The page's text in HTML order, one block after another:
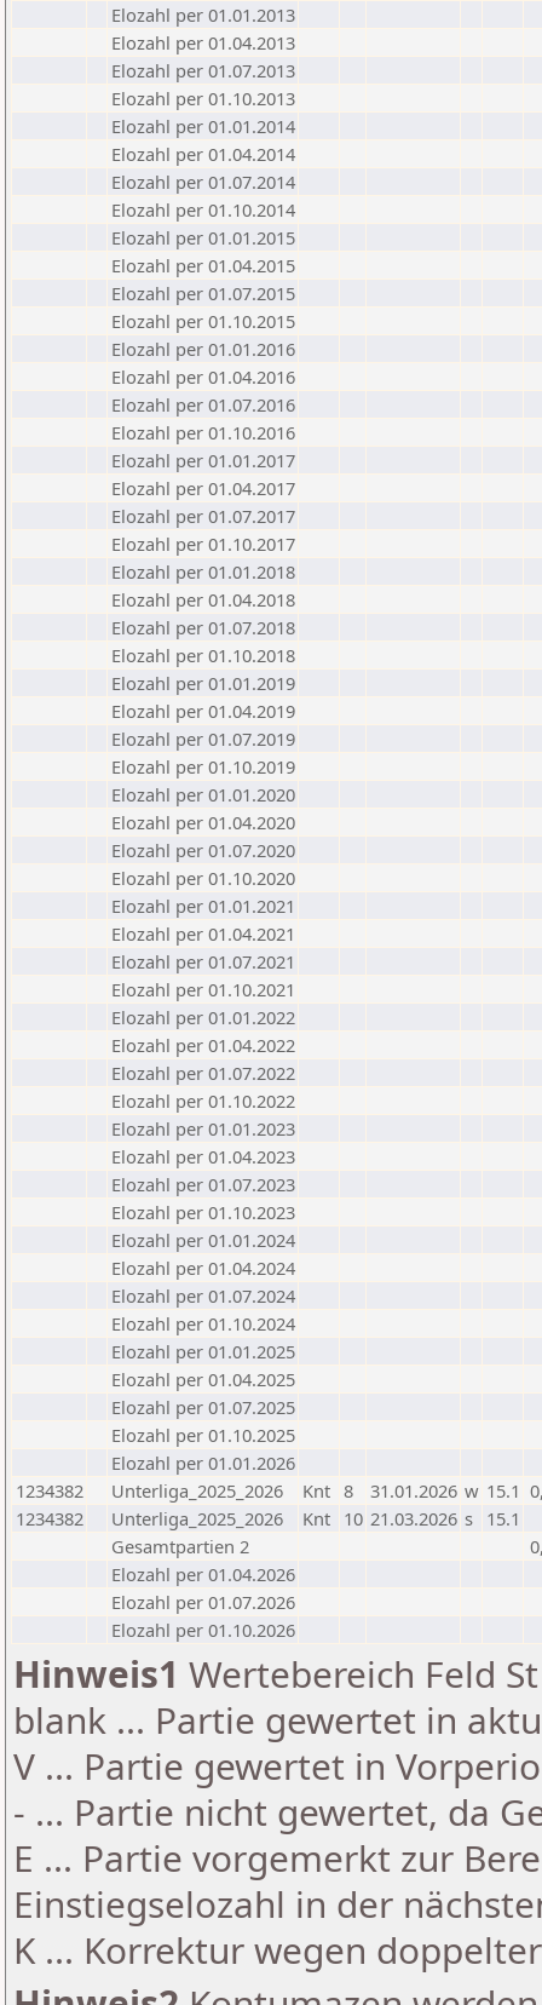
Elozahl per 01.01.2013
Elozahl per 01.04.2013
Elozahl per 01.07.2013
Elozahl per 01.10.2013
Elozahl per 01.01.2014
Elozahl per 01.04.2014
Elozahl per 01.07.2014
Elozahl per 01.10.2014
Elozahl per 01.01.2015
Elozahl per 01.04.2015
Elozahl per 01.07.2015
Elozahl per 01.10.2015
Elozahl per 01.01.2016
Elozahl per 01.04.2016
Elozahl per 01.07.2016
Elozahl per 01.10.2016
Elozahl per 01.01.2017
Elozahl per 01.04.2017
Elozahl per 01.07.2017
Elozahl per 01.10.2017
Elozahl per 01.01.2018
Elozahl per 01.04.2018
Elozahl per 01.07.2018
Elozahl per 01.10.2018
Elozahl per 01.01.2019
Elozahl per 01.04.2019
Elozahl per 01.07.2019
Elozahl per 01.10.2019
Elozahl per 01.01.2020
Elozahl per 01.04.2020
Elozahl per 01.07.2020
Elozahl per 01.10.2020
Elozahl per 01.01.2021
Elozahl per 01.04.2021
Elozahl per 01.07.2021
Elozahl per 01.10.2021
Elozahl per 01.01.2022
Elozahl per 01.04.2022
Elozahl per 01.07.2022
Elozahl per 01.10.2022
Elozahl per 01.01.2023
Elozahl per 01.04.2023
Elozahl per 01.07.2023
Elozahl per 01.10.2023
Elozahl per 01.01.2024
Elozahl per 01.04.2024
Elozahl per 01.07.2024
Elozahl per 01.10.2024
Elozahl per 01.01.2025
Elozahl per 01.04.2025
Elozahl per 01.07.2025
Elozahl per 01.10.2025
Elozahl per 01.01.2026
1234382
Unterliga_2025_2026 Knt 8 31.01.2026 w 15.1
1234382
Unterliga_2025_2026 Knt 10 21.03.2026 s 15.1
Gesamtpartien 2
Elozahl per 01.04.2026
Elozahl per 01.07.2026
Elozahl per 01.10.2026
Hinweis1 Wertebereich Feld
blank ... Partie gewertet in
V ... Partie gewertet in
- ... Partie nicht gewertet, da
E ... Partie vorgemerkt zur
Einstiegselozahl in der
K ... Korrektur wegen